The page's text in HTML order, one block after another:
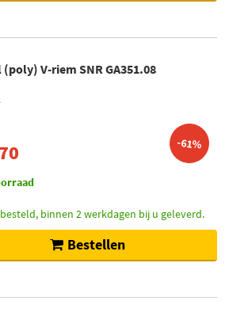
V-riem SNR GA351.08
-61%
binnen 2 werkdagen bij u geleverd.
Bestellen